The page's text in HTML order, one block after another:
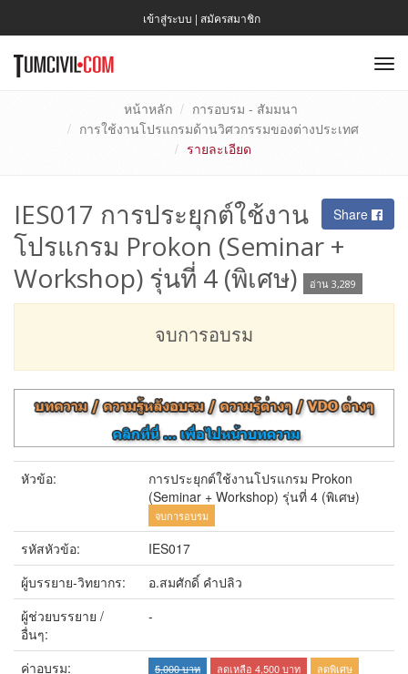
เข้าสู่ระบบ | สมัครสมาชิก
หน้าหลัก
การอบรม - สัมมนา
การใช้งานโปรแกรมด้านวิศวกรรมของต่างประเทศ
รายละเอียด
Share
IES017 การประยุกต์ใช้งาน
โปรแกรม Prokon (Seminar +
Workshop) รุ่นที่ 4 (พิเศษ)
อ่าน 3,289
จบการอบรม
หัวข้อ:
การประยุกต์ใช้งานโปรแกรม Prokon
(Seminar + Workshop) รุ่นที่ 4 (พิเศษ)
จบการอบรม
รหัสหัวข้อ:
IES017
ผู้บรรยาย-วิทยากร:
อ.สมศักดิ์ คำปลิว
ผู้ช่วยบรรยาย /
อื่นๆ:
-
ค่าอบรม: 5,000 บาท ลดเหลือ 4,500 บาท ลดพิเศษ